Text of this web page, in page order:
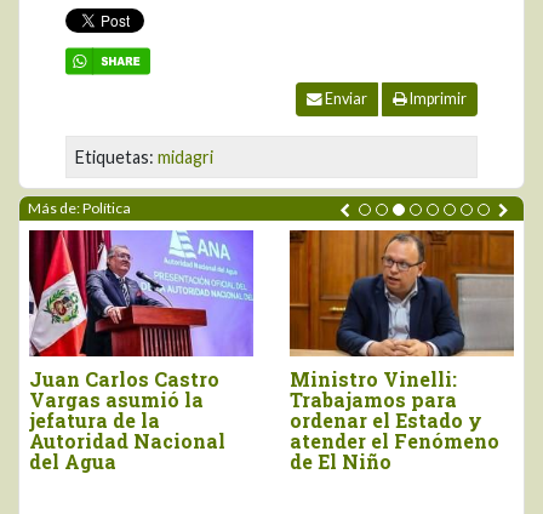
Enviar Imprimir
Etiquetas: midagri
Más de: Política
Castro
asumió la
de la
Nacional
Ministro Vinelli:
Trabajamos para
ordenar el Estado y
atender el Fenómeno
de El Niño
a